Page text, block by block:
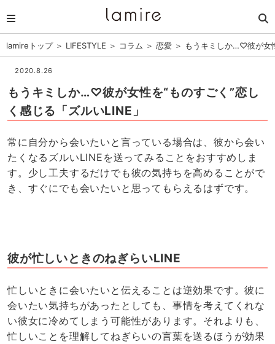
lamireトップ＞ LIFESTYLE ＞ コラム ＞ 恋愛 ＞ もうキミしか…♡彼が女
2020.8.26
もうキミしか…♡彼が女性を“ものすごく”恋し
く感じる「ズルいLINE」
常に自分から会いたいと言っている場合は、彼から会い
たくなるズルいLINEを送ってみることをおすすめしま
す。少し工夫するだけでも彼の気持ちを高めることがで
き、すぐにでも会いたいと思ってもらえるはずです。
彼が忙しいときのねぎらいLINE
忙しいときに会いたいと伝えることは逆効果です。彼に
会いたい気持ちがあったとしても、事情を考えてくれな
い彼女に冷めてしまう可能性があります。それよりも、
忙しいことを理解してねぎらいの言葉を送るほうが効果